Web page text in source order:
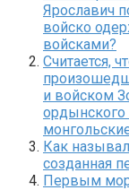
Ярославич
войско
войсками?
Считается,
и войском
ордынского
Как
созданная
Первым